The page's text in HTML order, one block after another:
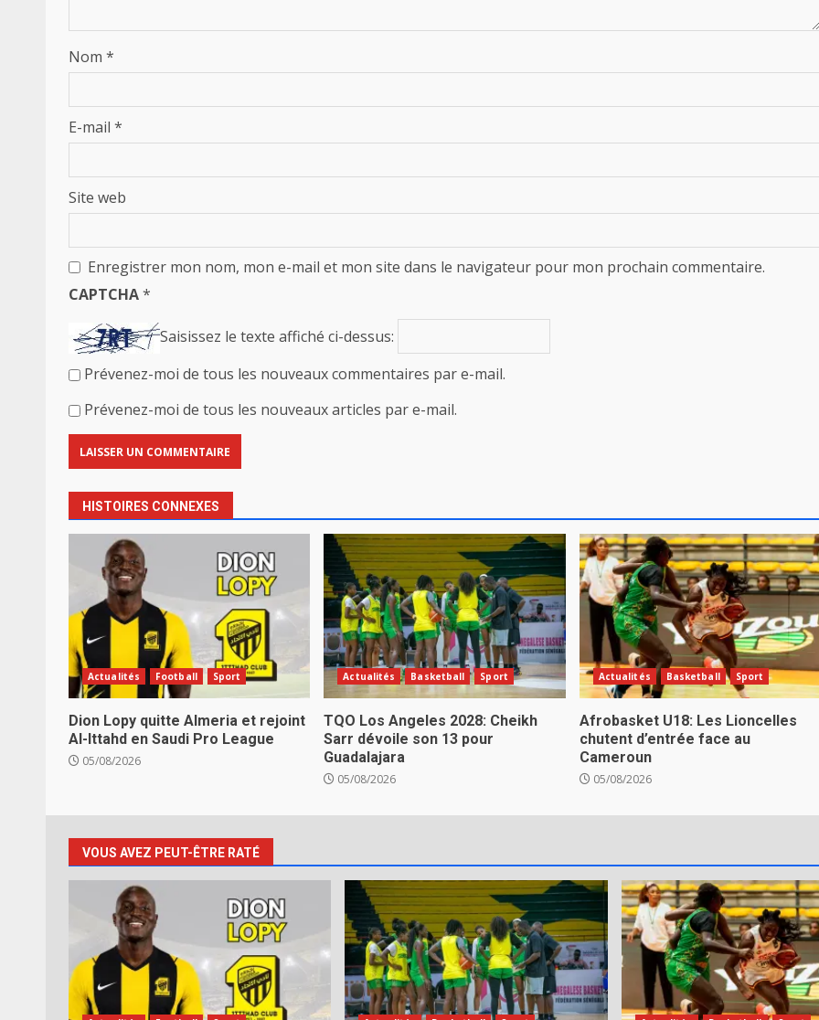
Nom *
E-mail *
Site web
Enregistrer mon nom, mon e-mail et mon site dans le navigateur pour mon prochain commentaire.
CAPTCHA*
Saisissez le texte affiché ci-dessus:
Prévenez-moi de tous les nouveaux commentaires par e-mail.
Prévenez-moi de tous les nouveaux articles par e-mail.
HISTOIRES CONNEXES
Actualités Football Sport
Dion Lopy quitte Almeria et rejoint
Al-Ittahd en Saudi Pro League
05/08/2026
Actualités Basketball Sport
TQO Los Angeles 2028: Cheikh
Sarr dévoile son 13 pour
Guadalajara
05/08/2026
Actualités Basketball Sport
Afrobasket U18: Les Lioncelles
chutent d’entrée face au
Cameroun
05/08/2026
VOUS AVEZ PEUT-ÊTRE RATÉ